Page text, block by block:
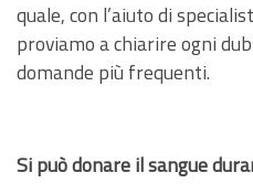
quale, con l’aiuto di
proviamo a chiarire ogni
domande più frequenti.
Si può donare il sangue